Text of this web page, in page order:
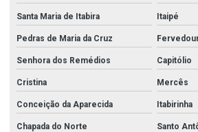
Santa Maria de Itabira Itaipé
Pedras de Maria da Cruz
Senhora dos Remédios Capitólio
Cristina Mercês
Conceição da Aparecida Itabirinha
Chapada do Norte Santo